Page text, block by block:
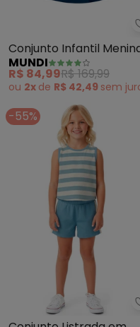
Conjunto Infantil
Texturizado (Azul)
MUNDI
R$ 84,99R$ 169,99
ou 2x de R$ 42,49 sem
-55%